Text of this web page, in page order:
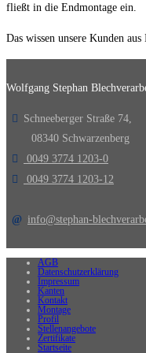
fließt in die Endmontage ein.
Das wissen unsere Kunden
Wolfgang Stephan
Schneeberger Straße 74,
08340 Schwarzenberg
0049 3774 1203-0
0049 3774 1203-12
info@stephan-
AGB
Datenschutzerklärung
Impressum
Kanten
Kontakt
Montage
Profil
Stellenangebote
Zertifikate
Startseite